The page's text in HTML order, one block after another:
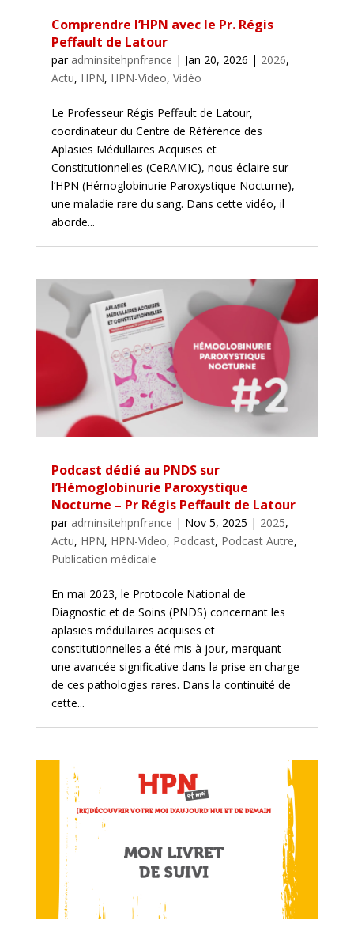
Comprendre l’HPN avec le Pr. Régis
Peffault de Latour
par adminsitehpnfrance | Jan 20, 2026 | 2026,
Actu, HPN, HPN-Video, Vidéo
Le Professeur Régis Peffault de Latour,
coordinateur du Centre de Référence des
Aplasies Médullaires Acquises et
Constitutionnelles (CeRAMIC), nous éclaire sur
l’HPN (Hémoglobinurie Paroxystique Nocturne),
une maladie rare du sang. Dans cette vidéo, il
aborde...
Podcast dédié au PNDS sur
l’Hémoglobinurie Paroxystique
Nocturne – Pr Régis Peffault de Latour
par adminsitehpnfrance | Nov 5, 2025 | 2025,
Actu, HPN, HPN-Video, Podcast, Podcast Autre,
Publication médicale
En mai 2023, le Protocole National de
Diagnostic et de Soins (PNDS) concernant les
aplasies médullaires acquises et
constitutionnelles a été mis à jour, marquant
une avancée significative dans la prise en charge
de ces pathologies rares. Dans la continuité de
cette...